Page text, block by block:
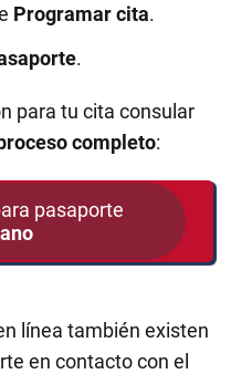
Programar cita.
.
para tu cita consular
completo:
pasaporte
línea también existen
en contacto con el